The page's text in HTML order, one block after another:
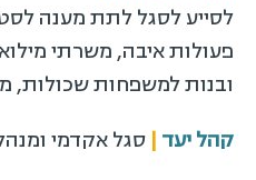
לסייע לסגל לתת מענה
פעולות איבה, משרתי
ובנות למשפחות שכולות,
קהל יעד | סגל אקדמי